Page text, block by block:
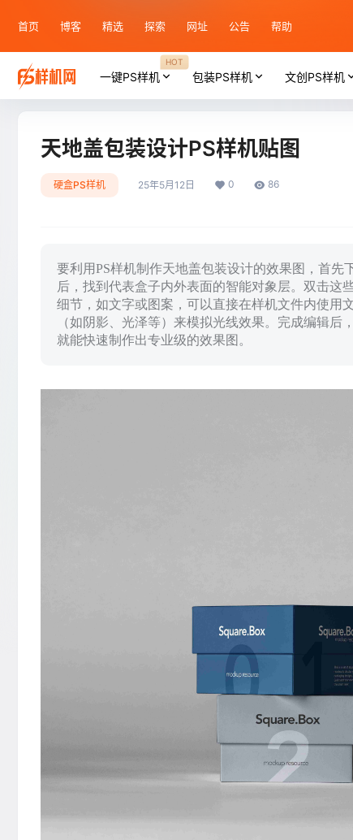
首页 博客 精选 探索 网址 公告 帮助
一键PS样机
HOT
包装PS样机 文创PS样机
天地盖包装设计PS样机贴图
硬盒PS样机 25年5月12日 0 86
要利用PS样机制作天地盖包装设计的效果图，首先
后，找到代表盒子内外表面的智能对象层。双击这
细节，如文字或图案，可以直接在样机文件内使用
（如阴影、光泽等）来模拟光线效果。完成编辑
就能快速制作出专业级的效果图。